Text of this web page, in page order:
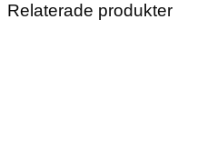
Relaterade produkter